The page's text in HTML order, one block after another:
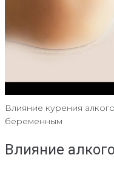
Влияние курения
беременным
Влияние